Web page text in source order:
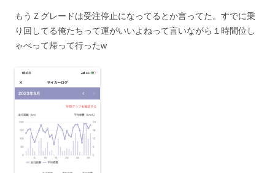
もうＺグレードは受注停止になってるとか言ってた。すでに乗
り回してる俺たちって運がいいよねって言いながら１時間位し
ゃべって帰って行ったw